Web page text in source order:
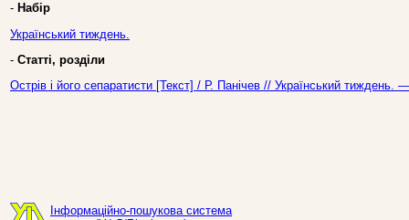
- Набір
Український тиждень.
- Статті, розділи
Острів і його сепаратисти [Текст] / Р. Панічев // Український
Інформаційно-пошукова система